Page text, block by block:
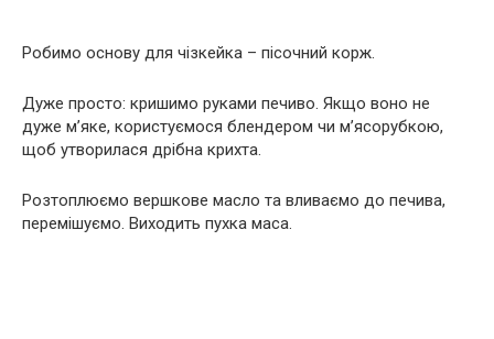
Робимо основу для чізкейка – пісочний корж.
Дуже просто: кришимо руками печиво. Якщо воно не
дуже м’яке, користуємося блендером чи м’ясорубкою,
щоб утворилася дрібна крихта.
Розтоплюємо вершкове масло та вливаємо до печива,
перемішуємо. Виходить пухка маса.